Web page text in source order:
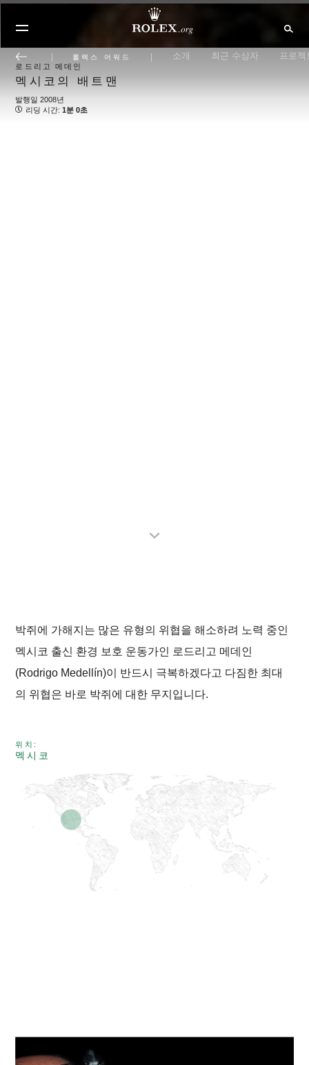
롤렉스 어워드 소개 최근 수상자 프로젝
로드리고 메데인
멕시코의 배트맨
발행일 2008년
리딩 시간: 1분 0초
박쥐에 가해지는 많은 유형의 위협을 해소하려 노력 중인
멕시코 출신 환경 보호 운동가인 로드리고 메데인
(Rodrigo Medellín)이 반드시 극복하겠다고 다짐한 최대
의 위협은 바로 박쥐에 대한 무지입니다.
위치:
멕시코